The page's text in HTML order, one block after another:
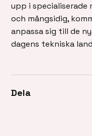
upp i specialiserade
och mångsidig,
anpassa sig till de
dagens tekniska
Dela